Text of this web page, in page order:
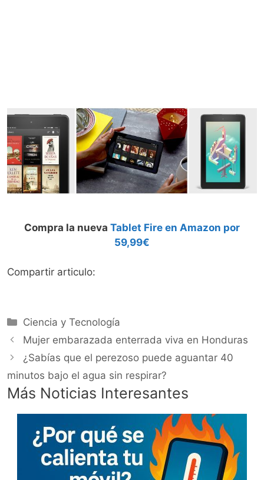
Compra la nueva Tablet Fire en Amazon por
59,99€
Compartir articulo:
Categorías
Ciencia y Tecnología
Mujer embarazada enterrada viva en Honduras
¿Sabías que el perezoso puede aguantar 40
minutos bajo el agua sin respirar?
Más Noticias Interesantes